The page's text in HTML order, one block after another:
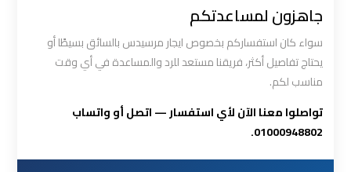
جاهزون لمساعدتكم
سواء كان استفساركم بخصوص ايجار مرسيدس بالسائق بسيطًا أو
يحتاج تفاصيل أكثر، فريقنا مستعد للرد والمساعدة في أي وقت
مناسب لكم.
تواصلوا معنا الآن لأي استفسار — اتصل أو واتساب
01000948802.
الساخن
ليموزين
اسكندرية